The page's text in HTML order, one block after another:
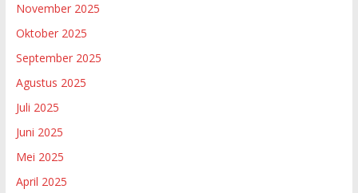
November 2025
Oktober 2025
September 2025
Agustus 2025
Juli 2025
Juni 2025
Mei 2025
April 2025